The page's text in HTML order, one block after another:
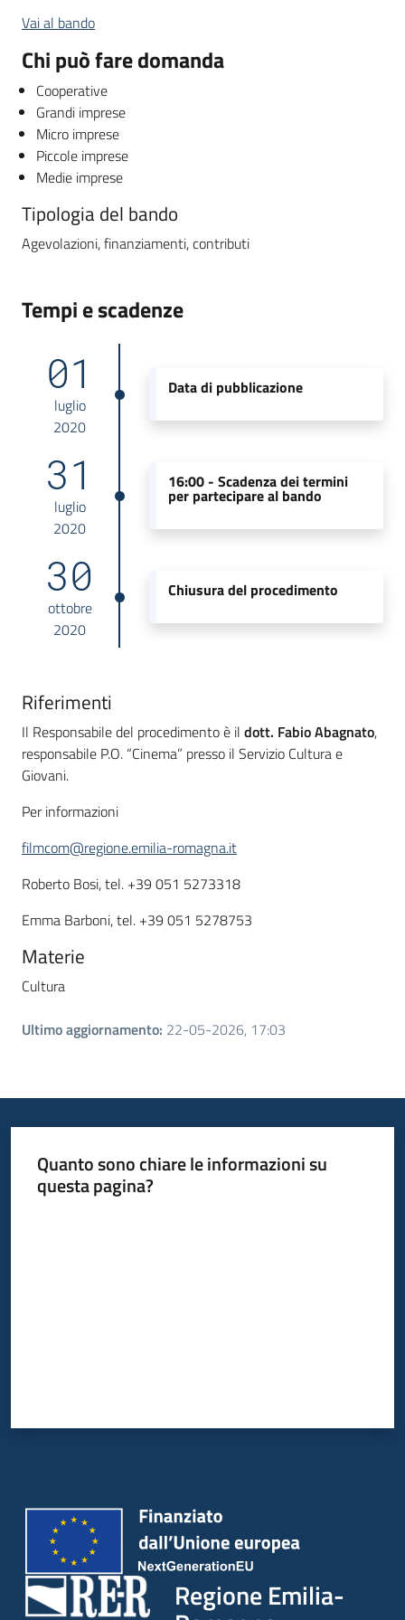
Vai al bando
Chi può fare domanda
Cooperative
Grandi imprese
Micro imprese
Piccole imprese
Medie imprese
Tipologia del bando
Agevolazioni, finanziamenti, contributi
Tempi e scadenze
01
luglio
2020
Data di pubblicazione
31
luglio
2020
16:00 - Scadenza dei termini
per partecipare al bando
30
ottobre
2020
Chiusura del procedimento
Riferimenti
Il Responsabile del procedimento è il dott. Fabio Abagnato,
responsabile P.O. “Cinema” presso il Servizio Cultura e
Giovani.
Per informazioni
filmcom@regione.emilia-romagna.it
Roberto Bosi, tel. +39 051 5273318
Emma Barboni, tel. +39 051 5278753
Materie
Cultura
Ultimo aggiornamento: 22-05-2026, 17:03
Quanto sono chiare le informazioni su
questa pagina?
Regione Emilia-